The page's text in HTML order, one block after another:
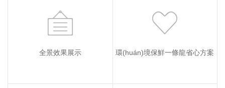
全景效果展示 環(huán)境保鮮一條龍省心方案